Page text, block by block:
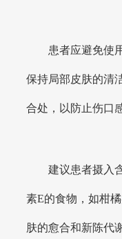
患者应避免使用
保持局部皮肤的清
合处，以防止伤口
建议患者摄入含
素E的食物，如柑
肤的愈合和新陈代